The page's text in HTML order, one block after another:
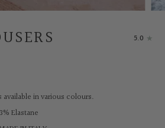
5.0
in various colours.
Elastane